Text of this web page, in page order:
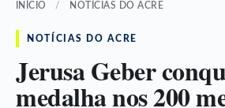
INÍCIO / NOTÍCIAS DO ACRE
NOTÍCIAS DO ACRE
Jerusa Geber
medalha nos 200